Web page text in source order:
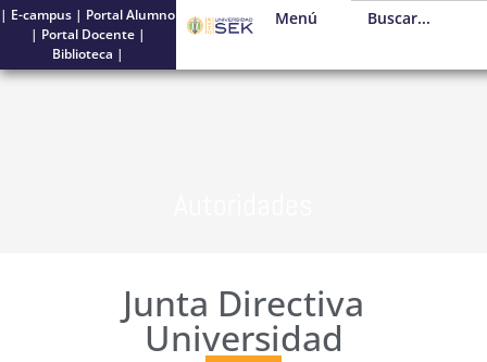
| E-campus | Portal Alumno
| Portal Docente|
Biblioteca |
Menú
Junta Directiva
Universidad